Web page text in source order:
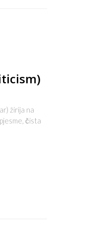
žirija na
čista